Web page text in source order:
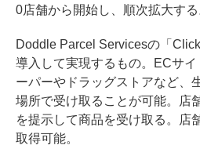
0店舗から開始し、順次拡大する
Doddle Parcel Servicesの「
導入して実現するもの。ECサ
ーパーやドラッグストアなど、
場所で受け取ることが可能。店
を提示して商品を受け取る。店
取得可能。